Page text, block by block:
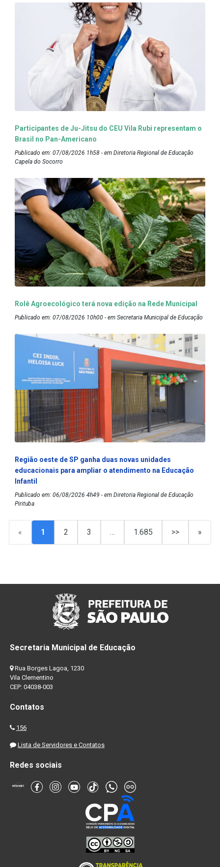
Participantes de Ju-Jitsu do CEU Vila Rubi representam o
Brasil no Pan-Americano
Publicado em: 07/08/2026 1h58 - em Diretoria Regional de Educação
Capela do Socorro
Rolê Agroecológico terá nova edição na Rede Municipal
Publicado em: 07/08/2026 10h00 - em Secretaria Municipal de Educação
Região oeste de SP ganha duas novas unidades
educacionais para ampliar o atendimento na Educação
Infantil
Publicado em: 06/08/2026 4h49 - em Diretoria Regional de Educação
Pirituba
« 1 2 3 … 1.685 >> »
Secretaria Municipal de Educação
Rua Borges Lagoa, 1230
Vila Clementino
CEP: 04038-003
Contatos
156
Lista de Servidores e Contatos
Redes sociais